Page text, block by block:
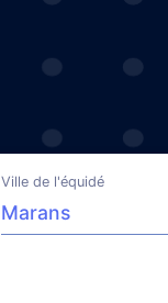
Ville de l'équidé